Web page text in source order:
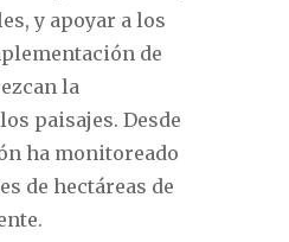
y apoyar a los
de
la
paisajes. Desde
ha monitoreado
de hectáreas de